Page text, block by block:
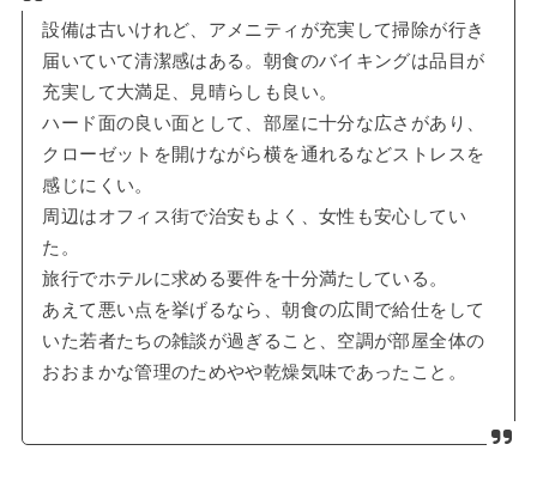
設備は古いけれど、アメニティが充実して掃除が行き
届いていて清潔感はある。朝食のバイキングは品目が
充実して大満足、見晴らしも良い。
ハード面の良い面として、部屋に十分な広さがあり、
クローゼットを開けながら横を通れるなどストレスを
感じにくい。
周辺はオフィス街で治安もよく、女性も安心してい
た。
旅行でホテルに求める要件を十分満たしている。
あえて悪い点を挙げるなら、朝食の広間で給仕をして
いた若者たちの雑談が過ぎること、空調が部屋全体の
おおまかな管理のためやや乾燥気味であったこと。